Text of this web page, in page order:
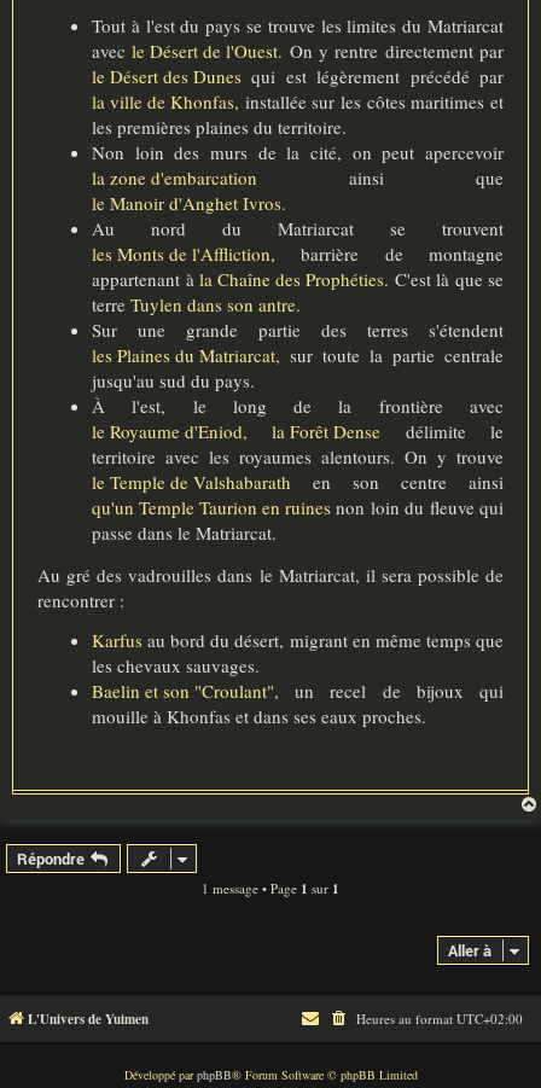
Tout à l'est du pays se trouve les limites du Matriarcat
avecle Désert de l'Ouest. On y rentre directement par
le Désert des Dunes qui est légèrement précédé par
la ville de Khonfas, installée sur les côtes maritimes et
les premières plaines du territoire.
Non loin des murs de la cité, on peut apercevoir
la zone d'embarcation ainsi que
le Manoir d'Anghet Ivros.
Au nord du Matriarcat se trouvent
les Monts de l'Affliction, barrière de montagne
appartenant à la Chaîne des Prophéties. C'est là que se
terre Tuylen dans son antre.
Sur une grande partie des terres s'étendent
les Plaines du Matriarcat, sur toute la partie centrale
jusqu'au sud du pays.
À l'est, le long de la frontière avec
le Royaume d'Eniod,
la Forêt Dense délimite le
territoire avec les royaumes alentours. On y trouve
le Temple de Valshabarath en son centre ainsi
qu'un Temple Taurion en ruines non loin du fleuve qui
passe dans le Matriarcat.
Au gré des vadrouilles dans le Matriarcat, il sera possible de
rencontrer :
Karfus au bord du désert, migrant en même temps que
les chevaux sauvages.
Baelin et son "Croulant", un recel de bijoux qui
mouille à Khonfas et dans ses eaux proches.
Répondre
1 message • Page 1 sur 1
Aller à
L'Univers de Yuimen Heures au format UTC+02:00
Développé parphpBB® Forum Software © phpBB Limited